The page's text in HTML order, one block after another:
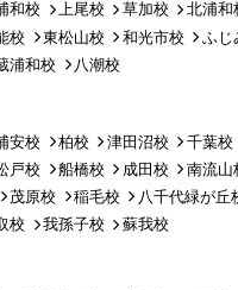
和校 上尾校 草加校 北浦和
校 東松山校 和光市校 ふじ
浦和校 八潮校
安校 柏校 津田沼校 千葉校
戸校 船橋校 成田校 南流山
茂原校 稲毛校 八千代緑が丘
校 我孫子校 蘇我校